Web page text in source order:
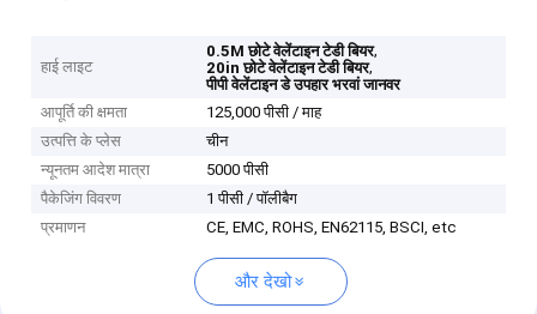
हाई लाइट
0.5M छोटे वेलेंटाइन टेडी बियर,
20in छोटे वेलेंटाइन टेडी बियर,
पीपी वेलेंटाइन डे उपहार भरवां जानवर
आपूर्ति की क्षमता
125,000 पीसी / माह
उत्पत्ति के प्लेस
चीन
न्यूनतम आदेश मात्रा
5000 पीसी
पैकेजिंग विवरण
1 पीसी / पॉलीबैग
प्रमाणन
CE, EMC, ROHS, EN62115, BSCI, etc
और देखो